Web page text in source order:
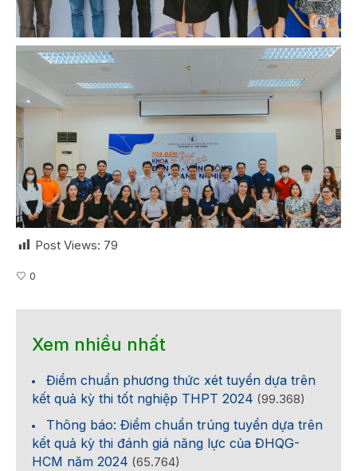
Post Views: 79
0
Xem nhiều nhất
Điểm chuẩn phương thức xét tuyển dựa trên
kết quả kỳ thi tốt nghiệp THPT 2024 (99.368)
Thông báo: Điểm chuẩn trúng tuyển dựa trên
kết quả kỳ thi đánh giá năng lực của ĐHQG-
HCM năm 2024 (65.764)